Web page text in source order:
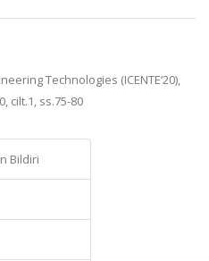
Technologies (ICENTE’20),
cilt.1, ss.75-80
Bildiri